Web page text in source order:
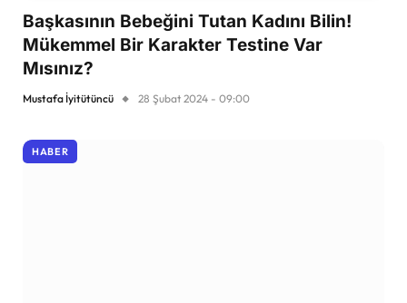
Başkasının Bebeğini Tutan Kadını Bilin!
Mükemmel Bir Karakter Testine Var
Mısınız?
Mustafa İyitütüncü 28 Şubat 2024 - 09:00
HABER